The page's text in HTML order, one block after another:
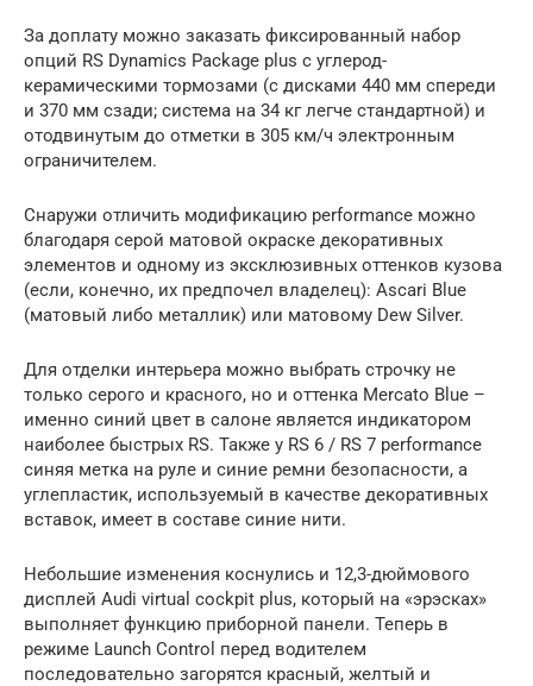
За доплату можно заказать фиксированный набор
опций RS Dynamics Package plus с углерод-
керамическими тормозами (с дисками 440 мм спереди
и 370 мм сзади; система на 34 кг легче стандартной) и
отодвинутым до отметки в 305 км/ч электронным
ограничителем.
Снаружи отличить модификацию performance можно
благодаря серой матовой окраске декоративных
элементов и одному из эксклюзивных оттенков кузова
(если, конечно, их предпочел владелец): Ascari Blue
(матовый либо металлик) или матовому Dew Silver.
Для отделки интерьера можно выбрать строчку не
только серого и красного, но и оттенка Mercato Blue –
именно синий цвет в салоне является индикатором
наиболее быстрых RS. Также у RS 6 / RS 7 performance
синяя метка на руле и синие ремни безопасности, а
углепластик, используемый в качестве декоративных
вставок, имеет в составе синие нити.
Небольшие изменения коснулись и 12,3-дюймового
дисплей Audi virtual cockpit plus, который на «эрэсках»
выполняет функцию приборной панели. Теперь в
режиме Launch Control перед водителем
последовательно загорятся красный, желтый и